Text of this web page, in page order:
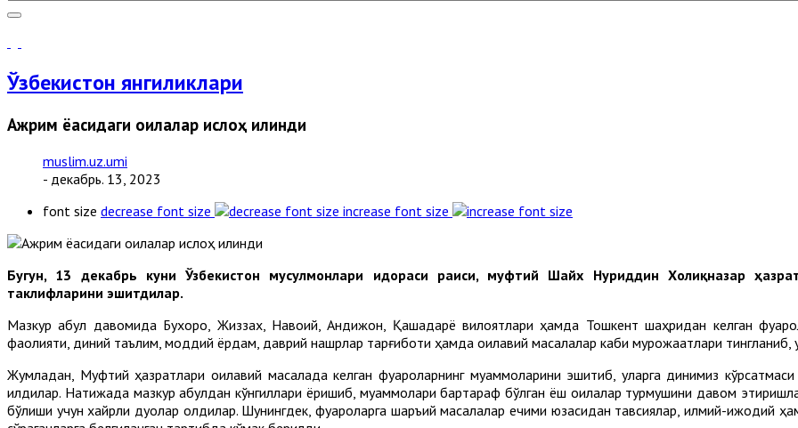
Ўзбекистон янгиликлари
Ажрим ёқасидаги оилалар ислоҳ қилинди
muslim.uz.umi
- декабрь. 13, 2023
font size decrease font size increase font size
Бугун, 13 декабрь куни Ўзбекистон мусулмонлари идораси раиси, муфтий Шайх Нуриддин Холиқназар
таклифларини эшитдилар.
Мазкур қабул давомида Бухоро, Жиззах, Навоий, Андижон, Қашқадарё вилоятлари ҳамда Тошкент шаҳридан келган
фаолияти, диний таълим, моддий ёрдам, даврий нашрлар тарғиботи ҳамда оилавий масалалар каби мурожаатлари тингланиб,
Жумладан, Муфтий ҳазратлари оилавий масалада келган фуқароларнинг муаммоларини эшитиб, уларга динимиз
қилдилар. Натижада мазкур қабулдан кўнгиллари ёришиб, муаммолари бартараф бўлган ёш оилалар турмушини давом
бўлиши учун хайрли дуолар олдилар. Шунингдек, фуқароларга шаръий масалалар ечими юзасидан тавсиялар, илмий-ижодий